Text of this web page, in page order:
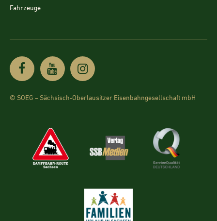
Fahrzeuge
© SOEG – Sächsisch-Oberlausitzer Eisenbahngesellschaft mbH